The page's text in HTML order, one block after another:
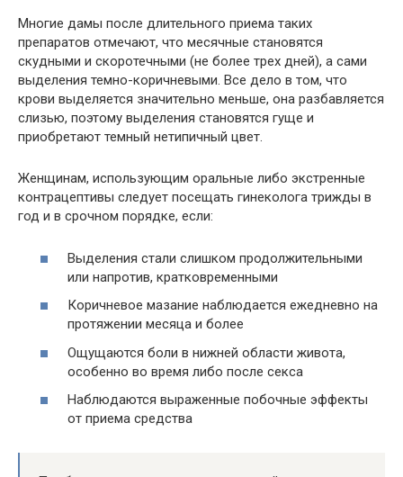
Многие дамы после длительного приема таких
препаратов отмечают, что месячные становятся
скудными и скоротечными (не более трех дней), а сами
выделения темно-коричневыми. Все дело в том, что
крови выделяется значительно меньше, она разбавляется
слизью, поэтому выделения становятся гуще и
приобретают темный нетипичный цвет.
Женщинам, использующим оральные либо экстренные
контрацептивы следует посещать гинеколога трижды в
год и в срочном порядке, если:
Выделения стали слишком продолжительными
или напротив, кратковременными
Коричневое мазание наблюдается ежедневно на
протяжении месяца и более
Ощущаются боли в нижней области живота,
особенно во время либо после секса
Наблюдаются выраженные побочные эффекты
от приема средства